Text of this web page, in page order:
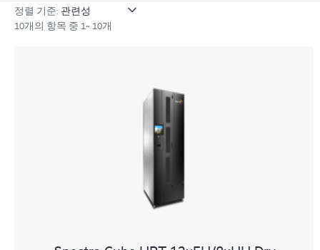
정렬 기준:
10개의 항목 중 1~ 10개